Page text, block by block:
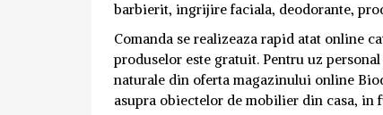
barbierit, ingrijire faciala, deodorante,
Comanda se realizeaza rapid atat online
produselor este gratuit. Pentru uz
naturale din oferta magazinului online
asupra obiectelor de mobilier din casa, in